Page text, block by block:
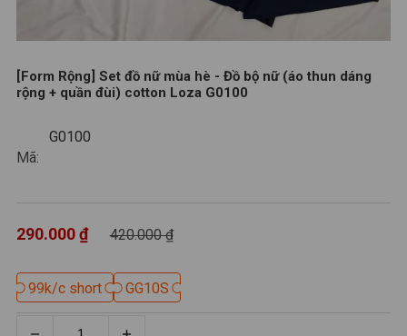
[Form Rộng] Set đồ nữ mùa hè - Đồ bộ nữ (áo thun dáng
rộng + quần đùi) cotton Loza G0100
Mã:
420.000 ₫
290.000 ₫
G0100
99k/c short
99k/c short GG10S
GG10S